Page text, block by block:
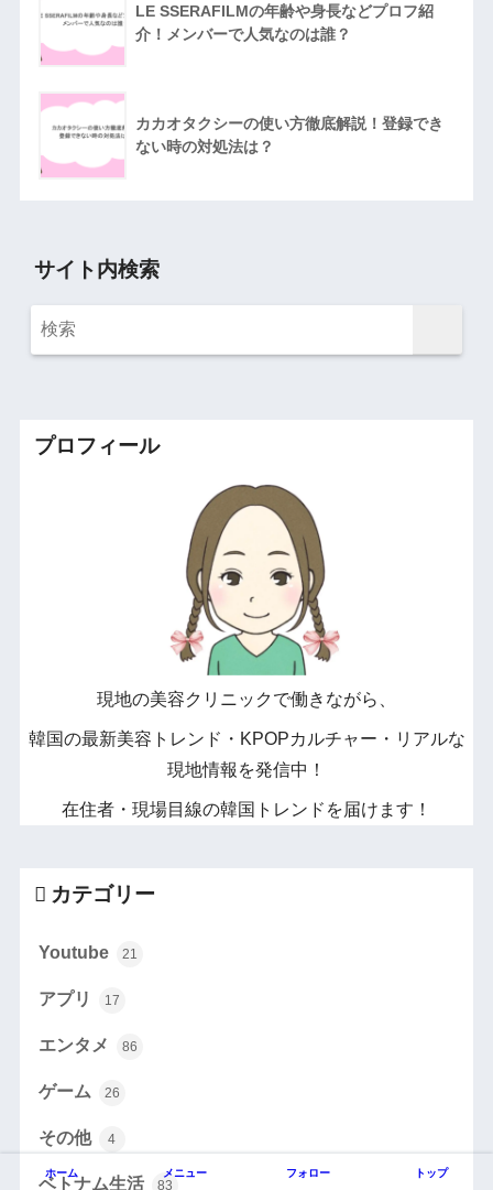
LE SSERAFILMの年齢や身長などプロフ紹
介！メンバーで人気なのは誰？
カカオタクシーの使い方徹底解説！登録でき
ない時の対処法は？
サイト内検索
プロフィール
現地の美容クリニックで働きながら、
韓国の最新美容トレンド・KPOPカルチャー・リアルな
現地情報を発信中！
在住者・現場目線の韓国トレンドを届けます！
カテゴリー
Youtube 21
アプリ 17
エンタメ 86
ゲーム 26
その他 4
ベトナム生活 83
ホーム メニュー フォロー トップ